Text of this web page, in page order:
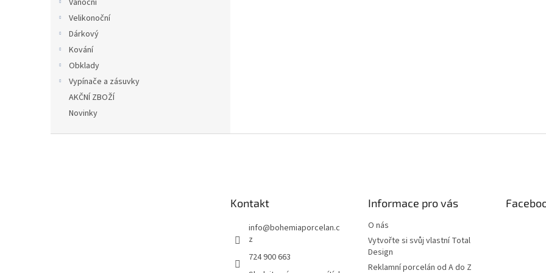
Vánoční
Velikonoční
Dárkový
Kování
Obklady
Vypínače a zásuvky
AKČNÍ ZBOŽÍ
Novinky
Kontakt
info@bohemiaporcelan.c
z
724 900 663
Informace pro vás
O nás
Vytvořte si svůj vlastní Total
Design
Reklamní porcelán od A do Z